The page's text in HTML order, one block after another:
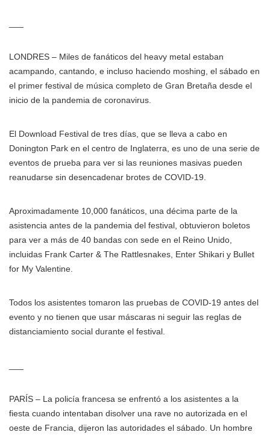
LONDRES – Miles de fanáticos del heavy metal estaban
acampando, cantando, e incluso haciendo moshing, el sábado en
el primer festival de música completo de Gran Bretaña desde el
inicio de la pandemia de coronavirus.
El Download Festival de tres días, que se lleva a cabo en
Donington Park en el centro de Inglaterra, es uno de una serie de
eventos de prueba para ver si las reuniones masivas pueden
reanudarse sin desencadenar brotes de COVID-19.
Aproximadamente 10,000 fanáticos, una décima parte de la
asistencia antes de la pandemia del festival, obtuvieron boletos
para ver a más de 40 bandas con sede en el Reino Unido,
incluidas Frank Carter & The Rattlesnakes, Enter Shikari y Bullet
for My Valentine.
Todos los asistentes tomaron las pruebas de COVID-19 antes del
evento y no tienen que usar máscaras ni seguir las reglas de
distanciamiento social durante el festival.
PARÍS – La policía francesa se enfrentó a los asistentes a la
fiesta cuando intentaban disolver una rave no autorizada en el
oeste de Francia, dijeron las autoridades el sábado. Un hombre